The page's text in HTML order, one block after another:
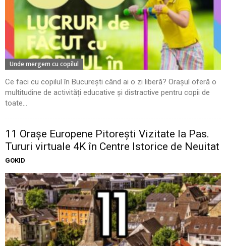
Unde mergem cu copilul
Ce faci cu copilul în București când ai o zi liberă? Orașul oferă o
multitudine de activități educative și distractive pentru copii de
toate...
11 Oraşe Europene Pitoreşti Vizitate la Pas.
Tururi virtuale 4K în Centre Istorice de Neuitat
GOKID